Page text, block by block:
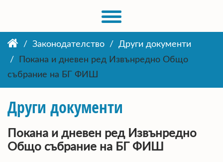
Законодателство
Други документи
Покана и дневен ред Извънредно Общо
събрание на БГ ФИШ
Други документи
Покана и дневен ред Извънредно
Общо събрание на БГ ФИШ